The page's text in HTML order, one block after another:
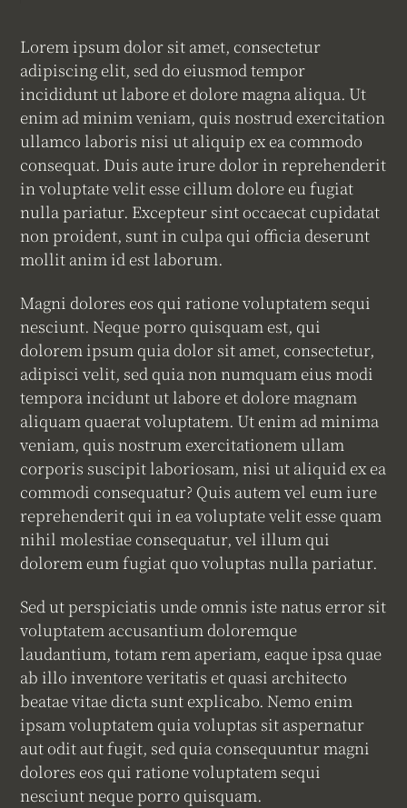
Lorem ipsum dolor sit amet, consectetur
adipiscing elit, sed do eiusmod tempor
incididunt ut labore et dolore magna aliqua. Ut
enim ad minim veniam, quis nostrud exercitation
ullamco laboris nisi ut aliquip ex ea commodo
consequat. Duis aute irure dolor in reprehenderit
in voluptate velit esse cillum dolore eu fugiat
nulla pariatur. Excepteur sint occaecat cupidatat
non proident, sunt in culpa qui officia deserunt
mollit anim id est laborum.
Magni dolores eos qui ratione voluptatem sequi
nesciunt. Neque porro quisquam est, qui
dolorem ipsum quia dolor sit amet, consectetur,
adipisci velit, sed quia non numquam eius modi
tempora incidunt ut labore et dolore magnam
aliquam quaerat voluptatem. Ut enim ad minima
veniam, quis nostrum exercitationem ullam
corporis suscipit laboriosam, nisi ut aliquid ex ea
commodi consequatur? Quis autem vel eum iure
reprehenderit qui in ea voluptate velit esse quam
nihil molestiae consequatur, vel illum qui
dolorem eum fugiat quo voluptas nulla pariatur.
Sed ut perspiciatis unde omnis iste natus error sit
voluptatem accusantium doloremque
laudantium, totam rem aperiam, eaque ipsa quae
ab illo inventore veritatis et quasi architecto
beatae vitae dicta sunt explicabo. Nemo enim
ipsam voluptatem quia voluptas sit aspernatur
aut odit aut fugit, sed quia consequuntur magni
dolores eos qui ratione voluptatem sequi
nesciunt neque porro quisquam.